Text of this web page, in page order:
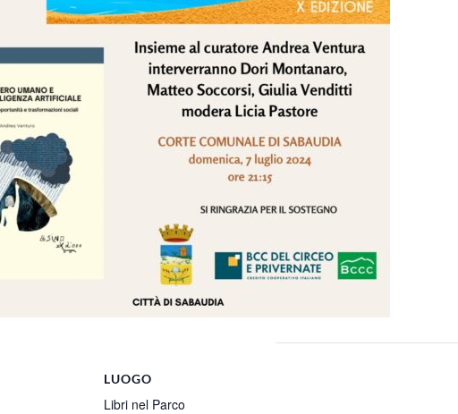
LUOGO
Libri nel Parco